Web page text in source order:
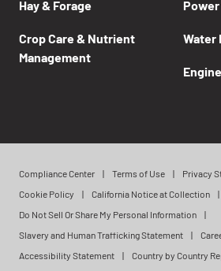
Hay & Forage
Crop Care & Nutrient
Management
Water
Compliance Center Terms of Use
Privacy
Cookie Policy
California Notice at Collection
Do Not Sell Or Share My Personal Information
Slavery and Human Trafficking Statement
Accessibility Statement
Country by Country